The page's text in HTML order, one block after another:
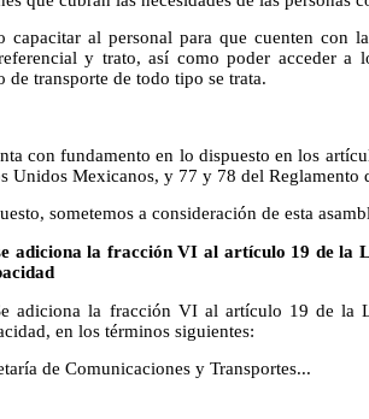
capacitar al personal para que cuenten con
y trato, así como poder acceder a
de transporte de todo tipo se trata.
con fundamento en lo dispuesto en los
Unidos Mexicanos, y 77 y 78 del Reglamento
sometemos a consideración de esta
adiciona la fracción VI al artículo 19 de la
adiciona la fracción VI al artículo 19 de la
en los términos siguientes:
de Comunicaciones y Transportes...